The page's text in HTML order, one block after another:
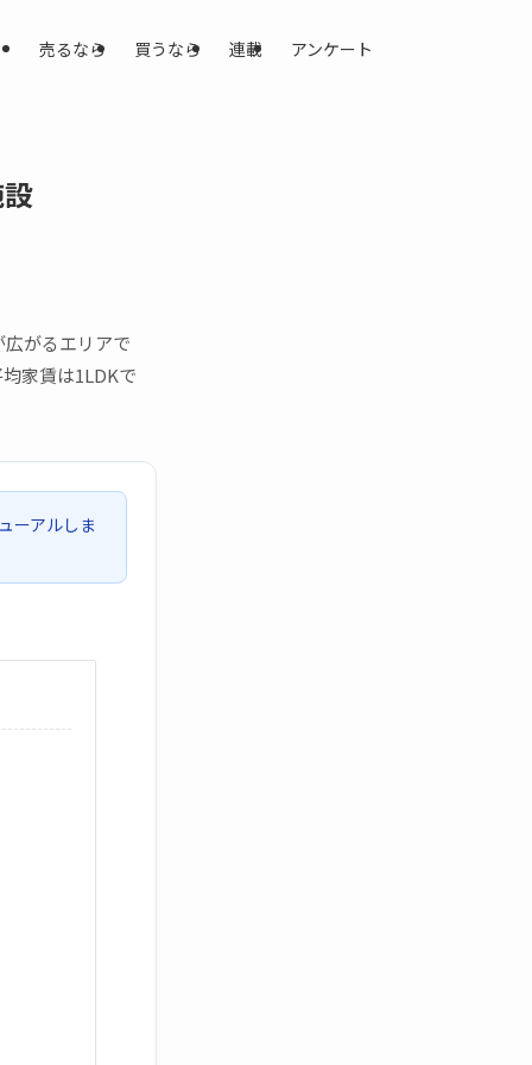
売るなら 買うなら 連載 アンケート
がるエリアで
家賃は1LDKで
ーアルしま